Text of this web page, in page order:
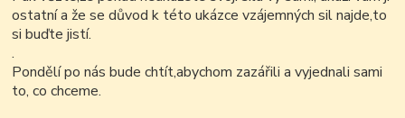
ostatní a že se důvod k této ukázce vzájemných sil najde,to
si buďte jistí.
.
Pondělí po nás bude chtít,abychom zazářili a vyjednali sami
to, co chceme.